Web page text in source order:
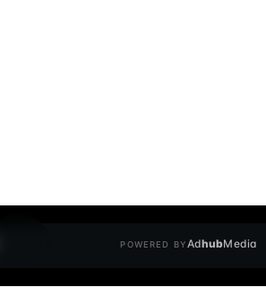
POWERED BYAdhubMedia